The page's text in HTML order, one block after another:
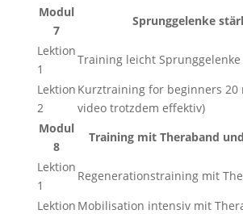
Modul
7
Sprunggelenke
Lektion
1
Training leicht
Lektion
2
Kurztraining for beginners 20
video trotzdem effektiv)
Modul
8
Training mit Theraband
Lektion
1
Regenerationstraining mit
Lektion Mobilisation intensiv mit